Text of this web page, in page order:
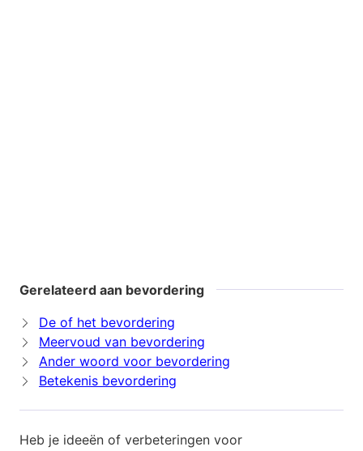
Gerelateerd aan bevordering
De of het bevordering
Meervoud van bevordering
Ander woord voor bevordering
Betekenis bevordering
Heb je ideeën of verbeteringen voor